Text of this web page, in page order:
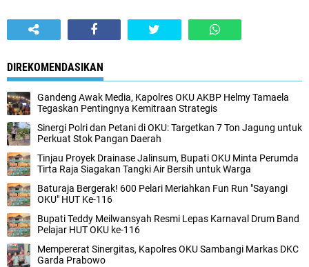
DIREKOMENDASIKAN
Gandeng Awak Media, Kapolres OKU AKBP Helmy Tamaela
Tegaskan Pentingnya Kemitraan Strategis
Sinergi Polri dan Petani di OKU: Targetkan 7 Ton Jagung untuk
Perkuat Stok Pangan Daerah
Tinjau Proyek Drainase Jalinsum, Bupati OKU Minta Perumda
Tirta Raja Siagakan Tangki Air Bersih untuk Warga
Baturaja Bergerak! 600 Pelari Meriahkan Fun Run "Sayangi
OKU" HUT Ke-116
Bupati Teddy Meilwansyah Resmi Lepas Karnaval Drum Band
Pelajar HUT OKU ke-116
Mempererat Sinergitas, Kapolres OKU Sambangi Markas DKC
Garda Prabowo